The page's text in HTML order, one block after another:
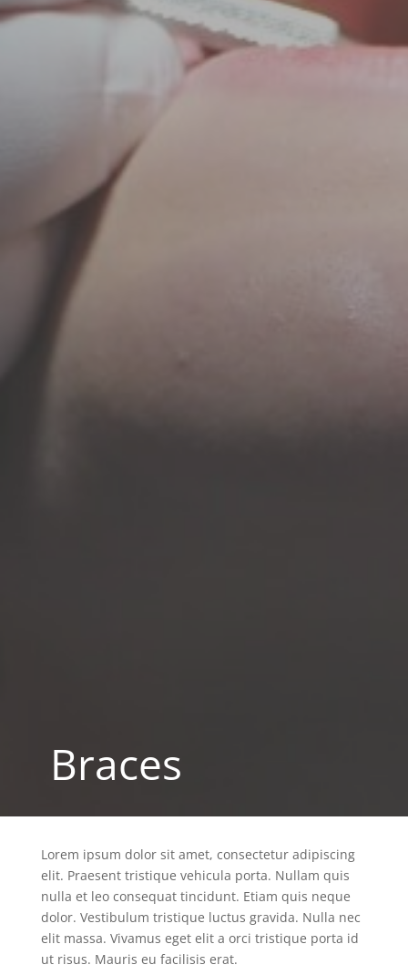
Braces
Lorem ipsum dolor sit amet, consectetur adipiscing
elit. Praesent tristique vehicula porta. Nullam quis
nulla et leo consequat tincidunt. Etiam quis neque
dolor. Vestibulum tristique luctus gravida. Nulla nec
elit massa. Vivamus eget elit a orci tristique porta id
ut risus. Mauris eu facilisis erat.